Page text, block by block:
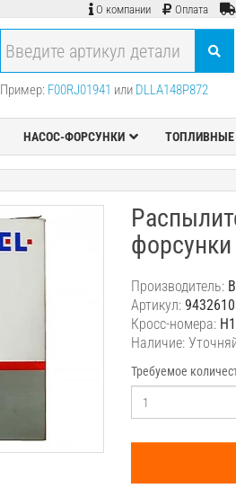
О компании Оплата
Пример: F00RJ01941 или DLLA148P872
НАСОС-ФОРСУНКИ
форсунки
Производитель:
Артикул:
Кросс-номера:
Наличие:
Требуемое